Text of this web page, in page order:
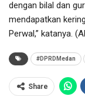
dengan bilal dan
mendapatkan
Perwal,” katanya.
#DPRDMedan
Share